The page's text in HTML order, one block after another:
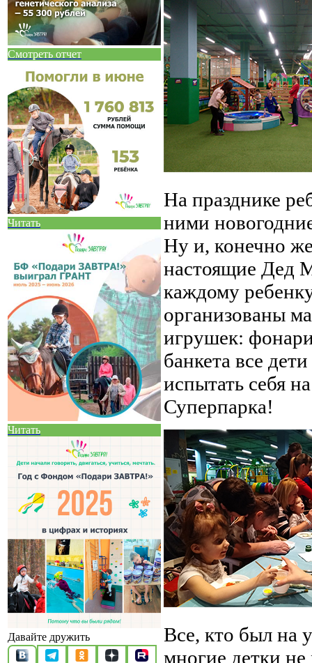
Смотреть отчет
Читать
Читать
Давайте дружить
На празднике
ними
Ну и, конечно
настоящие Дед
каждому
организованы
игрушек:
банкета все
испытать себя
Суперпарка!
Все, кто был на
многие детки